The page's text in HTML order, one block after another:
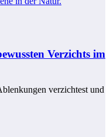
Verzichts im
verzichtest und